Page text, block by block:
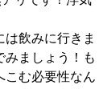
飲みに行きま
ましょう！も
こむ必要性なん